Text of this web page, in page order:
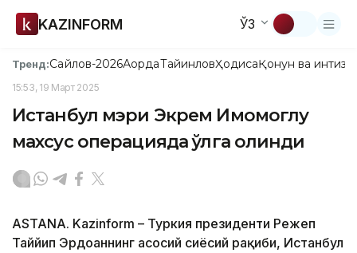
KAZINFORM ЎЗ
Тренд:Сайлов-2026АқордаТайинловҲодисаҚонун ва
15:53, 19 Март 2025
Истанбул мэри Экрем Имомоглу
махсус операцияда қўлга олинди
ASTANA. Kazinform – Туркия президенти Режеп
Таййип Эрдоғаннинг асосий сиёсий рақиби, Истанбул